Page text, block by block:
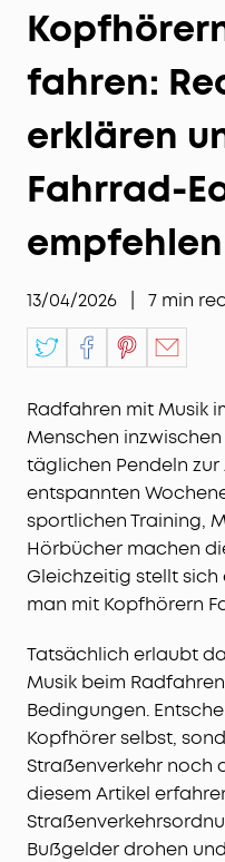
fahren:
erklären
Fahrrad-
empfehlen
13/04/2026 7 min
Radfahren mit Musik
Menschen
täglichen Pendeln
entspannten
sportlichen Training,
Hörbücher machen
Gleichzeitig stellt
man mit Kopfhörern
Tatsächlich erlaubt
Musik beim
Bedingungen.
Kopfhörer selbst,
Straßenverkehr noch
diesem Artikel
Bußgelder drohen